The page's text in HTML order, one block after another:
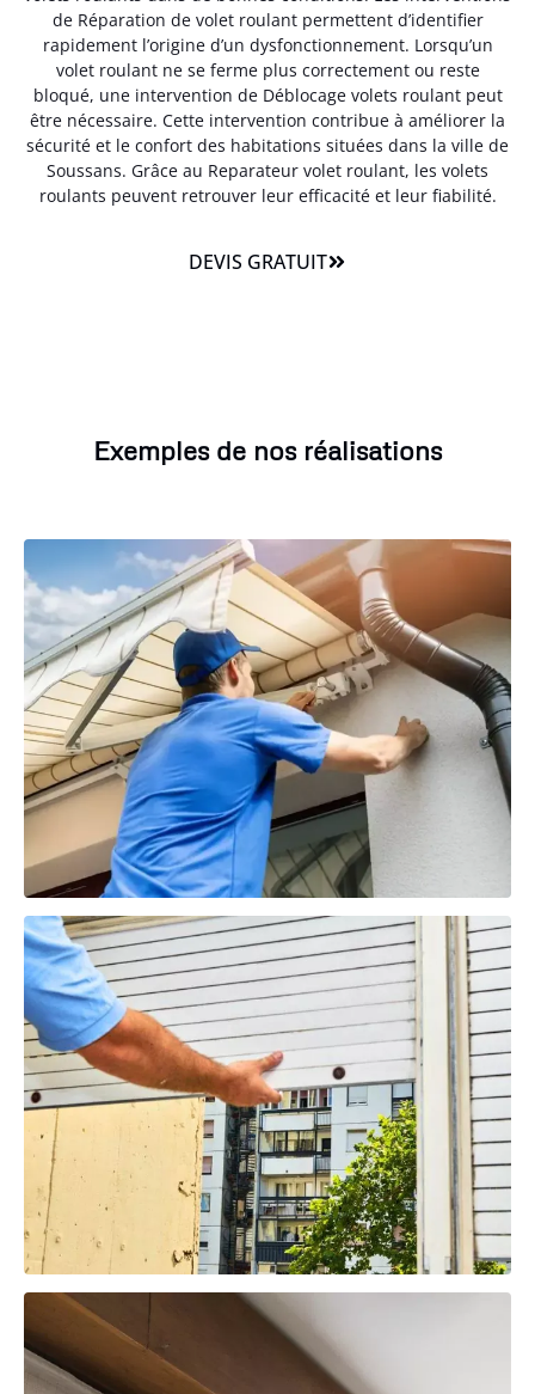
de Réparation de volet roulant permettent d’identifier
rapidement l’origine d’un dysfonctionnement. Lorsqu’un
volet roulant ne se ferme plus correctement ou reste
bloqué, une intervention de Déblocage volets roulant peut
être nécessaire. Cette intervention contribue à améliorer la
sécurité et le confort des habitations situées dans la ville de
Soussans. Grâce au Reparateur volet roulant, les volets
roulants peuvent retrouver leur efficacité et leur fiabilité.
DEVIS GRATUIT
Exemples de nos réalisations